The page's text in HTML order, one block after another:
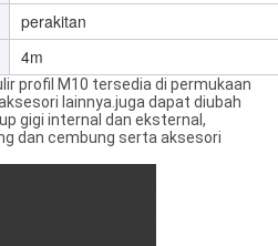
perakitan
4m
profil M10 tersedia di permukaan
lainnya.juga dapat diubah
gigi internal dan eksternal,
dan cembung serta aksesori